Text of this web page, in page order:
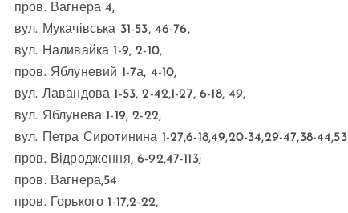
пров. Вагнера 4,
вул. Мукачівська 31-53, 46-76,
вул. Наливайка 1-9, 2-10,
пров. Яблуневий 1-7а, 4-10,
вул. Лавандова 1-53, 2-42,1-27, 6-18, 49,
вул. Яблунева 1-19, 2-22,
вул. Петра Сиротинина 1-27,6-18,49,20-34,29-47,38-44,53
пров. Відродження, 6-92,47-113;
пров. Вагнера,54
пров. Горького 1-17,2-22,